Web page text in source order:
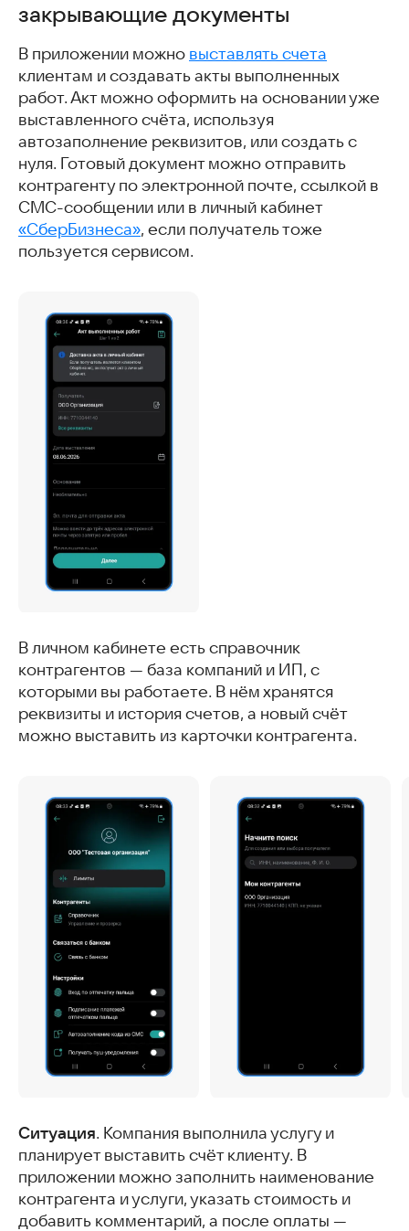
закрывающие документы
В приложении можно выставлять счета
клиентам и создавать акты выполненных
работ. Акт можно оформить на основании уже
выставленного счёта, используя
автозаполнение реквизитов, или создать с
нуля. Готовый документ можно отправить
контрагенту по электронной почте, ссылкой в
СМС-сообщении или в личный кабинет
«СберБизнеса», если получатель тоже
пользуется сервисом.
В личном кабинете есть справочник
контрагентов — база компаний и ИП, с
которыми вы работаете. В нём хранятся
реквизиты и история счетов, а новый счёт
можно выставить из карточки контрагента.
Ситуация. Компания выполнила услугу и
планирует выставить счёт клиенту. В
приложении можно заполнить наименование
контрагента и услуги, указать стоимость и
добавить комментарий, а после оплаты —